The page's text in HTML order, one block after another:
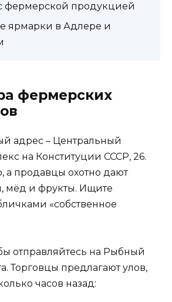
фермерской продукцией
ярмарки в Адлере и
фермерских
адрес – Центральный
на Конституции СССР, 26.
а продавцы охотно дают
мёд и фрукты. Ищите
«собственное
отправляйтесь на Рыбный
Торговцы предлагают улов,
часов назад: